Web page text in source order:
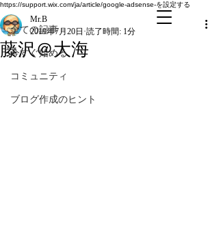
https://support.wix.com/ja/article/google-adsense-を設定する
全ての記事
今すぐ始める
コミュニティ
ブログ作成のヒント
藤沢＠大海
Mr.B
2019年7月20日 読了時間: 1分